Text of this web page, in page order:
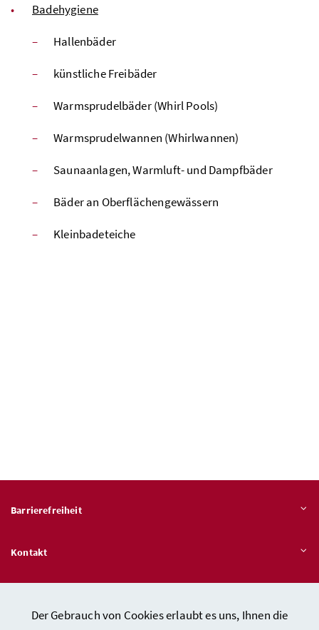
Der Gebrauch von Cookies erlaubt es uns, Ihnen die
Badehygiene
Hallenbäder
künstliche Freibäder
Warmsprudelbäder (Whirl Pools)
Warmsprudelwannen (Whirlwannen)
Saunaanlagen, Warmluft- und Dampfbäder
Bäder an Oberflächengewässern
Kleinbadeteiche
Barrierefreiheit
Kontakt